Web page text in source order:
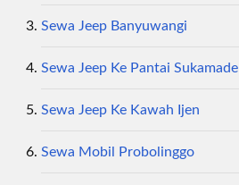
Sewa Jeep Banyuwangi
Sewa Jeep Ke Pantai Sukamade
Sewa Jeep Ke Kawah Ijen
Sewa Mobil Probolinggo